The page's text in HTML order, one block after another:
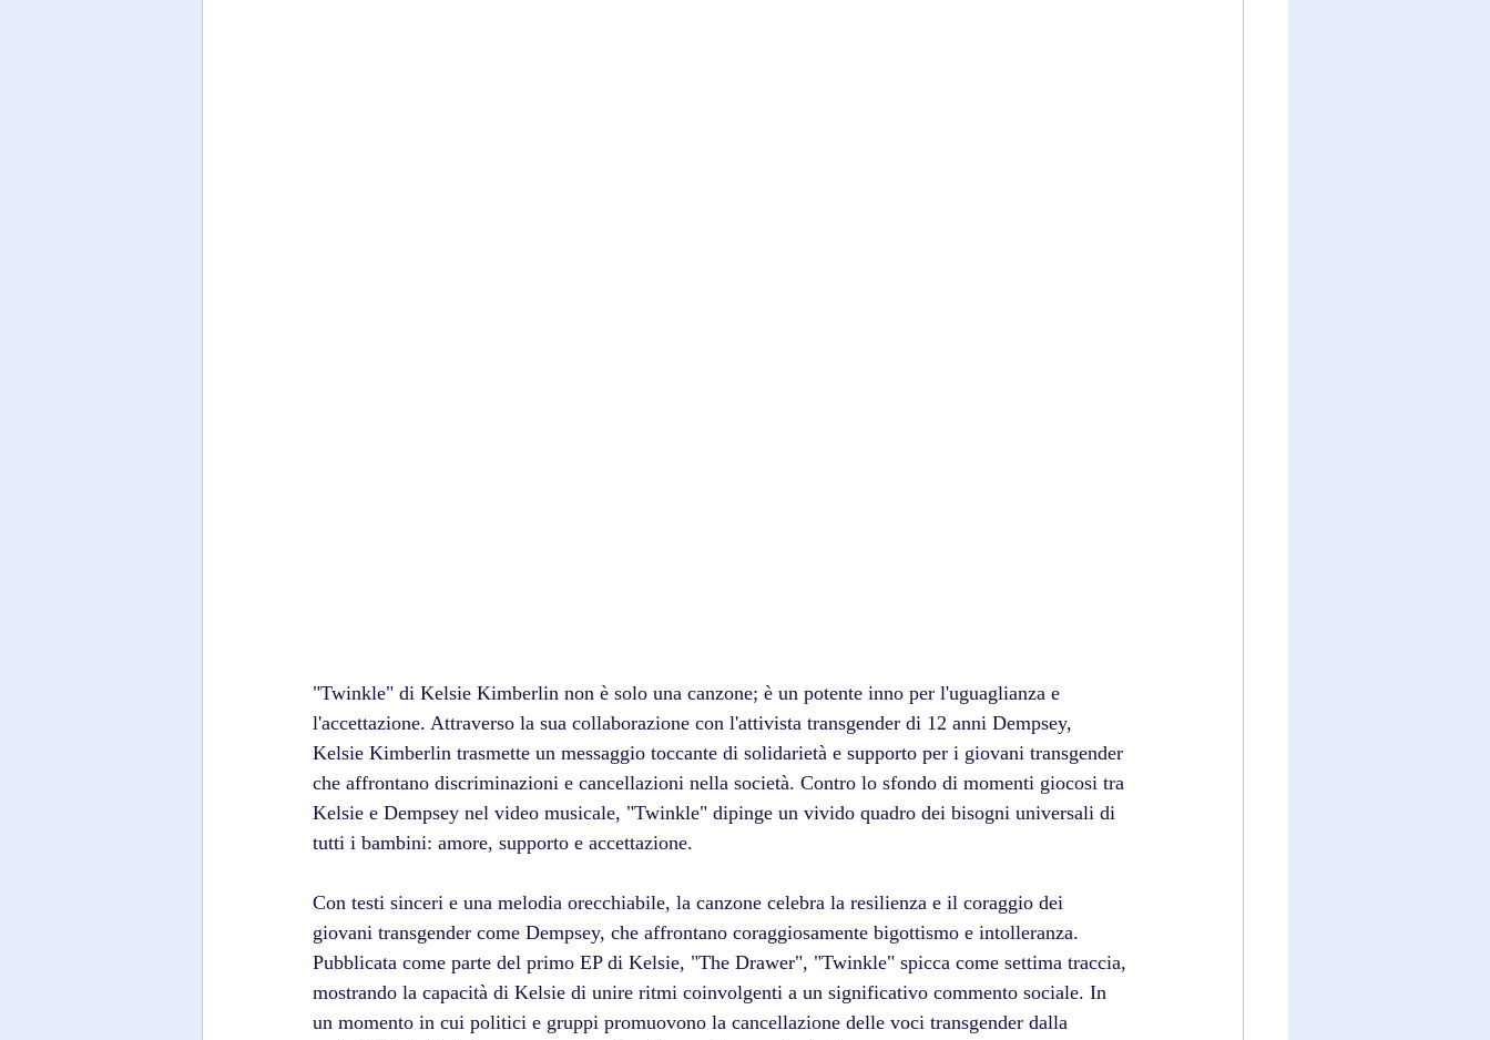
"Twinkle" di Kelsie Kimberlin non è solo una canzone; è un potente inno per l'uguaglianza e
l'accettazione. Attraverso la sua collaborazione con l'attivista transgender di 12 anni Dempsey,
Kelsie Kimberlin trasmette un messaggio toccante di solidarietà e supporto per i giovani transgender
che affrontano discriminazioni e cancellazioni nella società. Contro lo sfondo di momenti giocosi tra
Kelsie e Dempsey nel video musicale, "Twinkle" dipinge un vivido quadro dei bisogni universali di
tutti i bambini: amore, supporto e accettazione.
Con testi sinceri e una melodia orecchiabile, la canzone celebra la resilienza e il coraggio dei
giovani transgender come Dempsey, che affrontano coraggiosamente bigottismo e intolleranza.
Pubblicata come parte del primo EP di Kelsie, "The Drawer", "Twinkle" spicca come settima traccia,
mostrando la capacità di Kelsie di unire ritmi coinvolgenti a un significativo commento sociale. In
un momento in cui politici e gruppi promuovono la cancellazione delle voci transgender dalla